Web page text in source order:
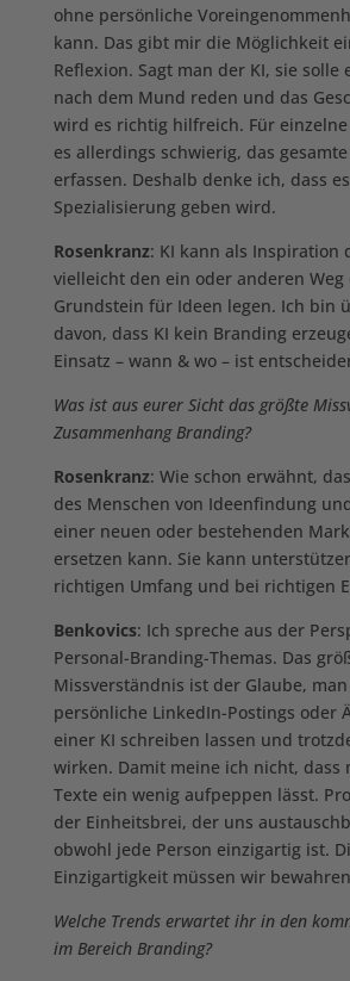
ohne persönliche
kann. Das gibt mir die Möglichkeit
Reflexion. Sagt man der KI, sie solle
nach dem Mund reden und das
wird es richtig hilfreich. Für
es allerdings schwierig, das
erfassen. Deshalb denke ich, dass
Spezialisierung geben wird.
Rosenkranz: KI kann als Inspiration
vielleicht den ein oder anderen Weg
Grundstein für Ideen legen. Ich bin
davon, dass KI kein Branding
Einsatz – wann & wo – ist
Was ist aus eurer Sicht das größte
Zusammenhang Branding?
Rosenkranz: Wie schon erwähnt,
des Menschen von Ideenfindung
einer neuen oder bestehenden
ersetzen kann. Sie kann
richtigen Umfang und bei richtigen
Benkovics: Ich spreche aus der
Personal-Branding-Themas. Das
Missverständnis ist der Glaube,
persönliche LinkedIn-Postings oder
einer KI schreiben lassen und
wirken. Damit meine ich nicht, dass
Texte ein wenig aufpeppen lässt.
der Einheitsbrei, der uns
obwohl jede Person einzigartig ist.
Einzigartigkeit müssen wir
Welche Trends erwartet ihr in den
im Bereich Branding?